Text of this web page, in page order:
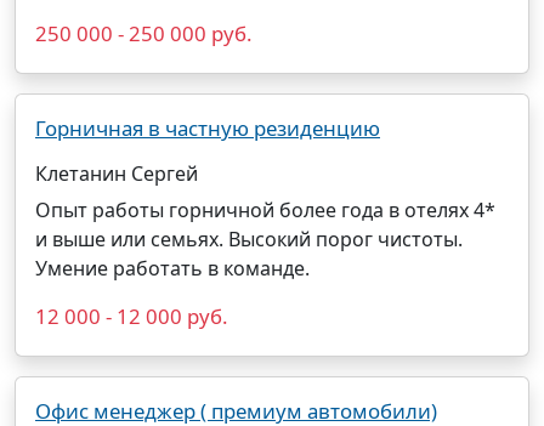
250 000 - 250 000 руб.
Горничная в частную резиденцию
Клетанин Сергей
Опыт работы горничной более года в отелях 4*
и выше или семьях. Высокий порог чистоты.
Умение работать в команде.
12 000 - 12 000 руб.
Офис менеджер ( премиум автомобили)